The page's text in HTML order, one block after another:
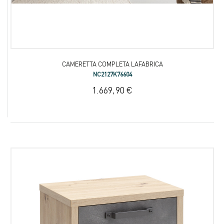
CAMERETTA COMPLETA LAFABRICA
NC2127K76604
1.669,90 €